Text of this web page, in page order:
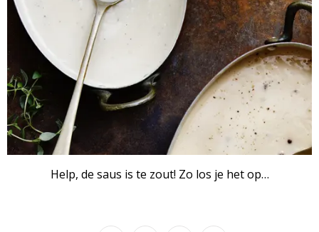
Help, de saus is te zout! Zo los je het op…